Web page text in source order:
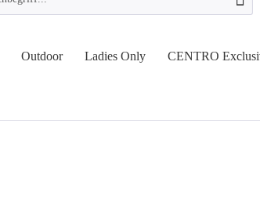
Outdoor Ladies Only CENTRO